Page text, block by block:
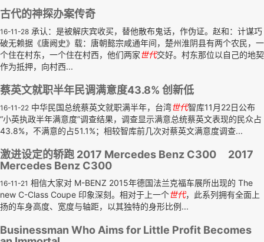
古代的神探办案传奇
16-11-28 承认：是被解庆宾收买，替他散布鬼话，作伪证。赵和：计谋巧
破无赖据《唐阙史》载：唐朝懿宗咸通年间，楚州淮阴县有两个农民，一
个住在村东，一个住在村西，他们两家世代交好。村东那位以自己的地契
作为抵押，向村西...
蔡英文就职半年民调满意度43.8% 创新低
16-11-22 中华民国总统蔡英文就职满半年，台湾世代智库11月22日公布
“小英执政半年满意度”调查结果，调查显示满意总统蔡英文表现的民众占
43.8%，不满意的占51.1%；相较智库前几次对蔡英文满意度调查...
激进设定的轿跑 2017 Mercedes Benz C300 2017
Mercedes Benz C300
16-11-21 相信大家对 M-BENZ 2015年德国法兰克福车展所出现的 The
new C-Class Coupe 印象深刻。相对于上一个世代，此系列拥有全面上
扬的车身高度、宽度与轴距，以其独特的身形比例...
Businessman Who Aims for Little Profit Becomes